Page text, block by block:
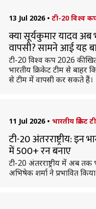
13 Jul 2026 • टी-20 विश्व
क्या सूर्यकुमार यादव
वापसी? सामने आई यह
टी-20 विश्व कप 2026 की
भारतीय क्रिकेट टीम से बाहर
से टीम में वापसी कर सकते हैं।
11 Jul 2026 • भारतीय क्रिकेट
टी-20 अंतरराष्ट्रीय: इन
में 500+ रन बनाए
टी-20 अंतरराष्ट्रीय में अब
अभिषेक शर्मा ने प्रभावित